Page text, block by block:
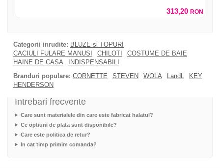
313,20 RON
Categorii inrudite: BLUZE si TOPURI
CACIULI FULARE MANUSI
CHILOTI
COSTUME DE BAIE
HAINE DE CASA
INDISPENSABILI
Branduri populare: CORNETTE STEVEN WOLA LandL
KEY
HENDERSON
Intrebari frecvente
Care sunt materialele din care este fabricat halatul?
Ce optiuni de plata sunt disponibile?
Care este politica de retur?
In cat timp primim comanda?